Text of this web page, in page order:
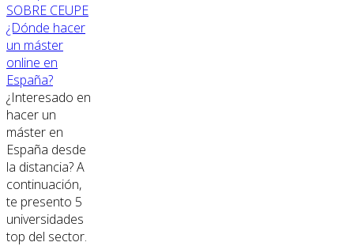
SOBRE CEUPE
¿Dónde hacer
un máster
online en
España?
¿Interesado en
hacer un
máster en
España desde
la distancia? A
continuación,
te presento 5
universidades
top del sector.